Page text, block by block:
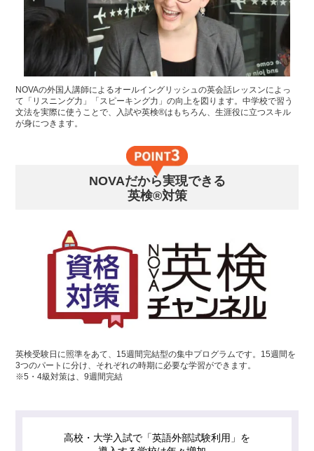
NOVAの外国人講師によるオールイングリッシュの英会話レッスンによっ
て「リスニング力」「スピーキング力」の向上を図ります。中学校で習う
文法を実際に使うことで、入試や英検®はもちろん、生涯役に立つスキル
が身につきます。
NOVAだから実現できる
英検®対策
英検受験日に照準をあて、15週間完結型の集中プログラムです。15週間を
3つのパートに分け、それぞれの時期に必要な学習ができます。
※5・4級対策は、9週間完結
高校・大学入試で「英語外部試験利用」を